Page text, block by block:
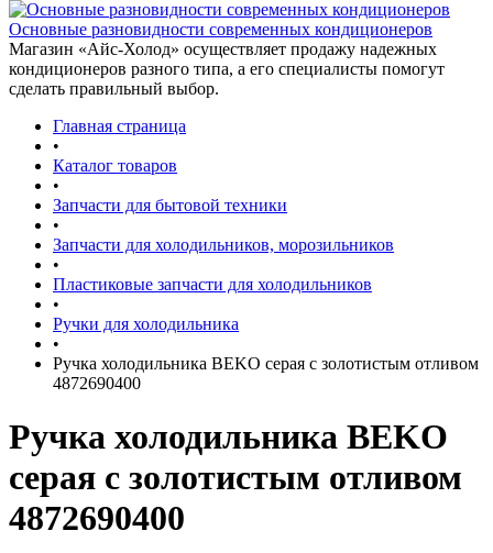
Основные разновидности современных кондиционеров
Магазин «Айс-Холод» осуществляет продажу надежных
кондиционеров разного типа, а его специалисты помогут
сделать правильный выбор.
Главная страница
•
Каталог товаров
•
Запчасти для бытовой техники
•
Запчасти для холодильников, морозильников
•
Пластиковые запчасти для холодильников
•
Ручки для холодильника
•
Ручка холодильника BEKO серая с золотистым отливом
4872690400
Ручка холодильника BEKO
серая с золотистым отливом
4872690400